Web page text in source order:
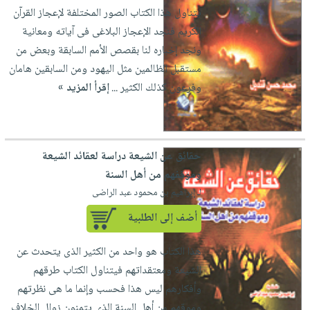
يتناول هذا الكتاب الصور المختلفة لإعجاز القرآن
الكريم فنجد الإعجاز البلاغى فى آياته ومعانية
ونجد إخباره لنا بقصص الأمم السابقة وبعض من
مستقبل الظالمين مثل اليهود ومن السابقين هامان
وفرعون كذلك الكثير ...إقرأ المزيد »
حقائق عن الشيعة دراسة لعقائد الشيعة
وموقفهم من أهل السنة
لـ إبراهيم بن محمود عبد الراضى
أضف إلى الطلبية
هذا الكتاب هو واحد من الكثير الذى يتحدث عن
الشيعة ومعتقداتهم فيتناول الكتاب طرقهم
وأفكارهم ليس هذا فحسب وإنما ما هى نظرتهم